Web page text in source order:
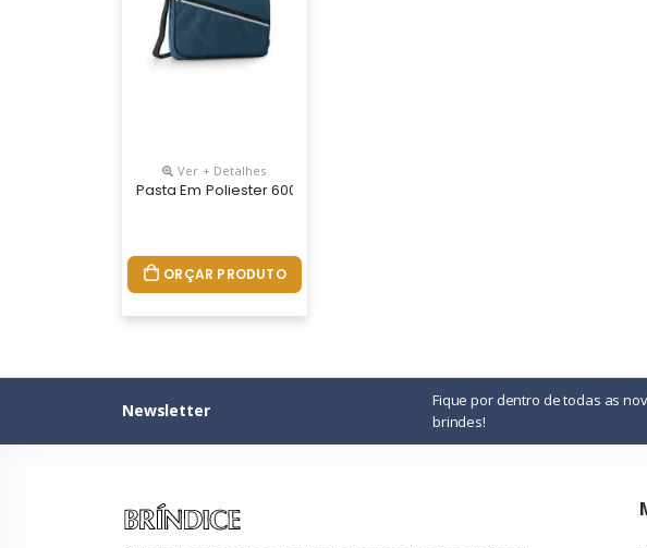
Ver + Detalhes
Pasta Em Poliester 600
ORÇAR PRODUTO
Newsletter
Fique por dentro de todas as
brindes!